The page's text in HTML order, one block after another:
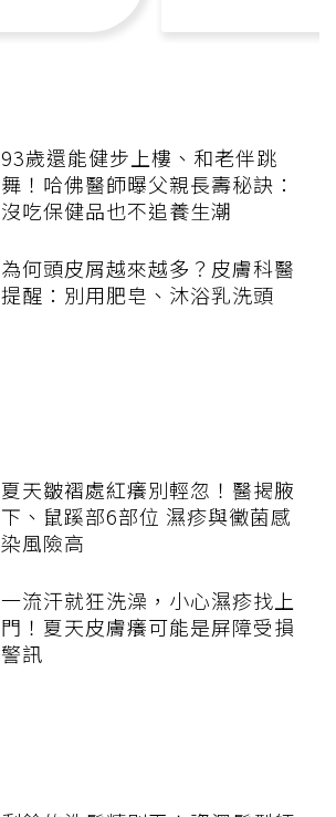
93歲還能健步上樓、和老伴跳
舞！哈佛醫師曝父親長壽秘訣：
沒吃保健品也不追養生潮
為何頭皮屑越來越多？皮膚科醫
提醒：別用肥皂、沐浴乳洗頭
夏天皺褶處紅癢別輕忽！醫揭腋
下、鼠蹊部6部位 濕疹與黴菌感
染風險高
一流汗就狂洗澡，小心濕疹找上
門！夏天皮膚癢可能是屏障受損
警訊